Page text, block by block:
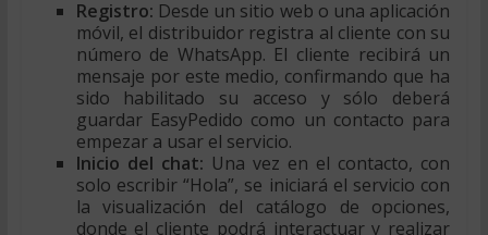
Registro: Desde un sitio web o una aplicación
móvil, el distribuidor registra al cliente con su
número de WhatsApp. El cliente recibirá un
mensaje por este medio, confirmando que ha
sido habilitado su acceso y sólo deberá
guardar EasyPedido como un contacto para
empezar a usar el servicio.
Inicio del chat: Una vez en el contacto, con
solo escribir “Hola”, se iniciará el servicio con
la visualización del catálogo de opciones,
donde el cliente podrá interactuar y realizar